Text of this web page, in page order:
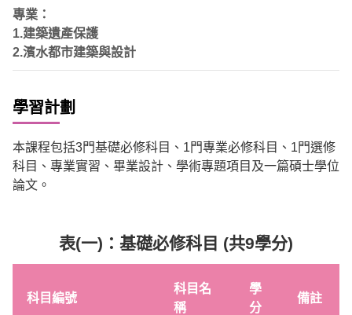
專業：
1.建築遺產保護
2.濱水都市建築與設計
學習計劃
本課程包括3門基礎必修科目、 1門專業必修科目、 1門選修
科目、專業實習、畢業設計、學術專題項目及一篇碩士學位
論文。
表(一)：基礎必修科目 (共9學分)
科目編號
科目名
稱
學
分
備註